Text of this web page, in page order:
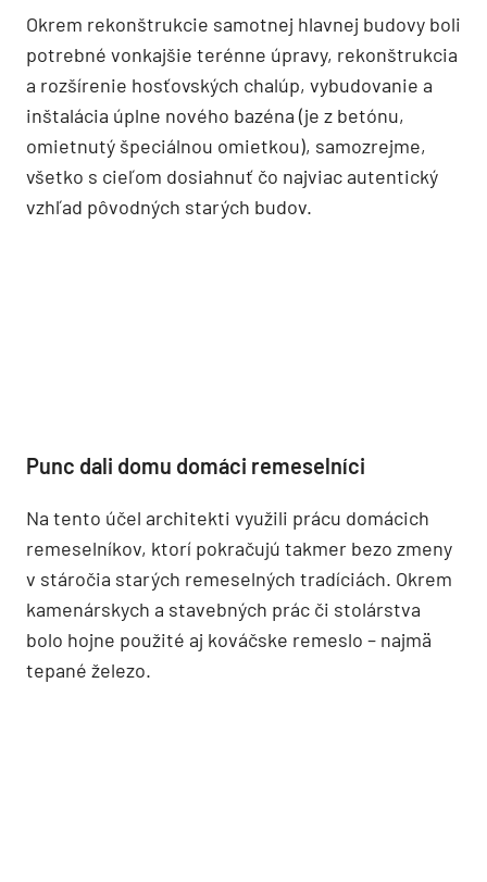
Relax pre 19 ľudí
Rekonštrukciu stavby má na svedomí
architektonické štúdio David Price Design.
Požiadavkou majiteľov bolo vytvoriť zo starého
domu ideálny rekreačný dom, v ktorom môže
Okrem rekonštrukcie samotnej hlavnej budovy boli
potrebné vonkajšie terénne úpravy, rekonštrukcia